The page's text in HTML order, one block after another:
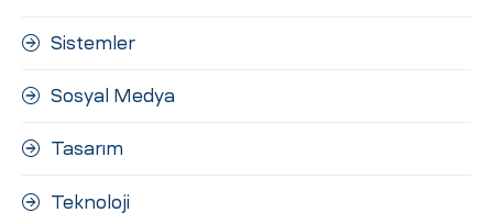
Sistemler
Sosyal Medya
Tasarım
Teknoloji